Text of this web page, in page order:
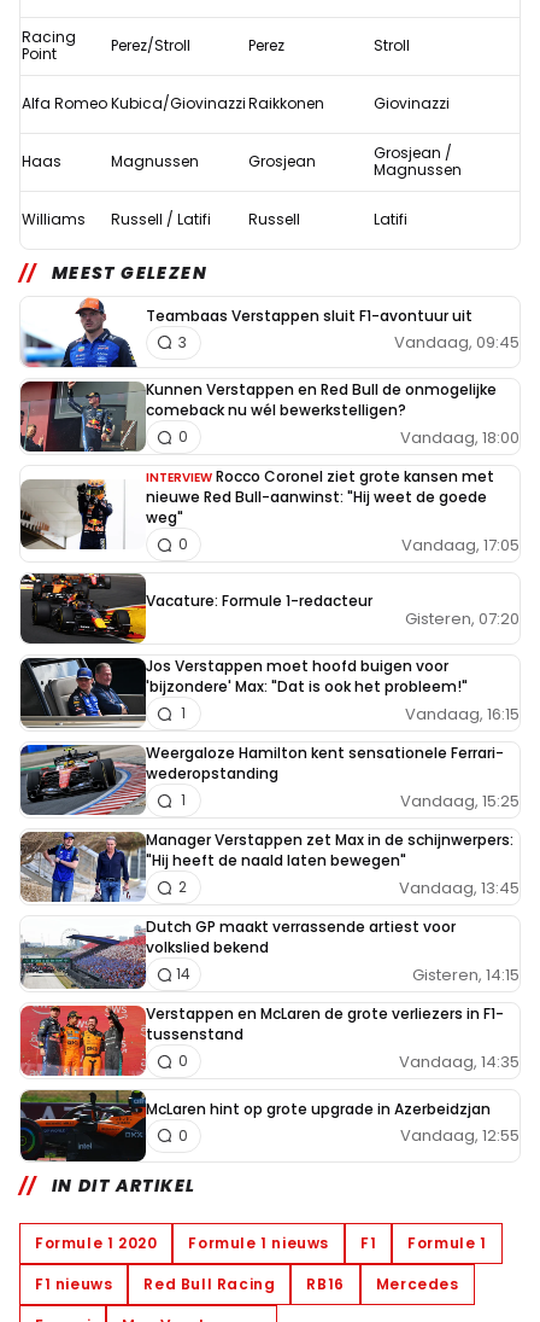
Racing
Point
Perez/Stroll Perez Stroll
Alfa RomeoKubica/GiovinazziRaikkonen Giovinazzi
Haas Magnussen Grosjean
Grosjean /
Magnussen
Williams Russell / Latifi Russell Latifi
MEEST GELEZEN
Teambaas Verstappen sluit F1-avontuur uit
Vandaag, 09:45
3
Kunnen Verstappen en Red Bull de onmogelijke
comeback nu wél bewerkstelligen?
Vandaag, 18:00
0
INTERVIEW Rocco Coronel ziet grote kansen met
nieuwe Red Bull-aanwinst: "Hij weet de goede
weg"
Vandaag, 17:05
0
Vacature: Formule 1-redacteur
Gisteren, 07:20
Jos Verstappen moet hoofd buigen voor
'bijzondere' Max: "Dat is ook het probleem!"
Vandaag, 16:15
1
Weergaloze Hamilton kent sensationele Ferrari-
wederopstanding
Vandaag, 15:25
1
Manager Verstappen zet Max in de schijnwerpers:
"Hij heeft de naald laten bewegen"
Vandaag, 13:45
2
Dutch GP maakt verrassende artiest voor
volkslied bekend
Gisteren, 14:15
14
Verstappen en McLaren de grote verliezers in F1-
tussenstand
Vandaag, 14:35
0
McLaren hint op grote upgrade in Azerbeidzjan
Vandaag, 12:55
0
IN DIT ARTIKEL
Formule 1 2020 Formule 1 nieuws F1
Formule 1
F1 nieuws
Red Bull Racing RB16
Mercedes